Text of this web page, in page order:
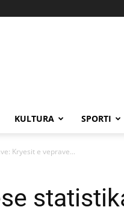
KULTURA SPORTI
Kryesit e veprave...